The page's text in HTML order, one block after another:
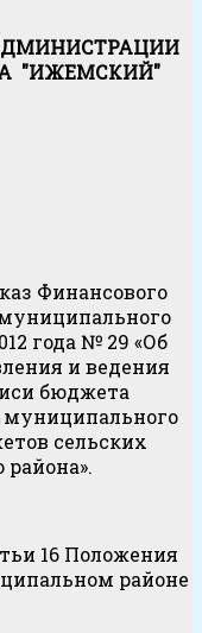
"ИЖЕМСКИЙ"
Финансового
года № 29 «Об
и ведения
бюджета
муниципального
сельских
16 Положения
районе